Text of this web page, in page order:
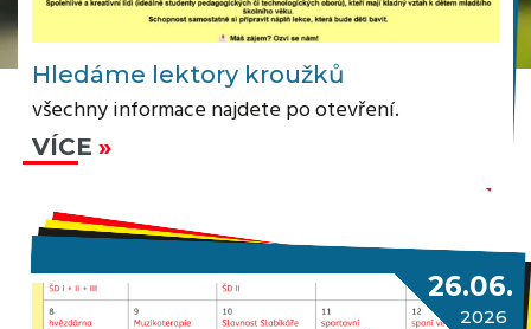
Hledáme lektory kroužků
všechny informace najdete po otevření.
VÍCE
26.06.
2026